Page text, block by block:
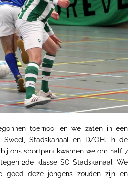
toernooi en we zaten in een
Sweel, Stadskanaal en DZOH. In de
ons sportpark kwamen we om half 7
2de klasse SC Stadskanaal. We
goed deze jongens zouden zijn en